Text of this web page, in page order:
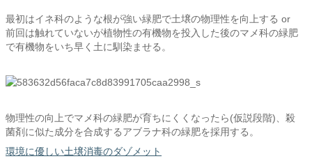
最初はイネ科のような根が強い緑肥で土壌の物理性を向上する or
前回は触れていないが植物性の有機物を投入した後のマメ科の緑肥
で有機物をいち早く土に馴染ませる。
物理性の向上でマメ科の緑肥が育ちにくくなったら(仮説段階)、殺
菌剤に似た成分を合成するアブラナ科の緑肥を採用する。
環境に優しい土壌消毒のダゾメット